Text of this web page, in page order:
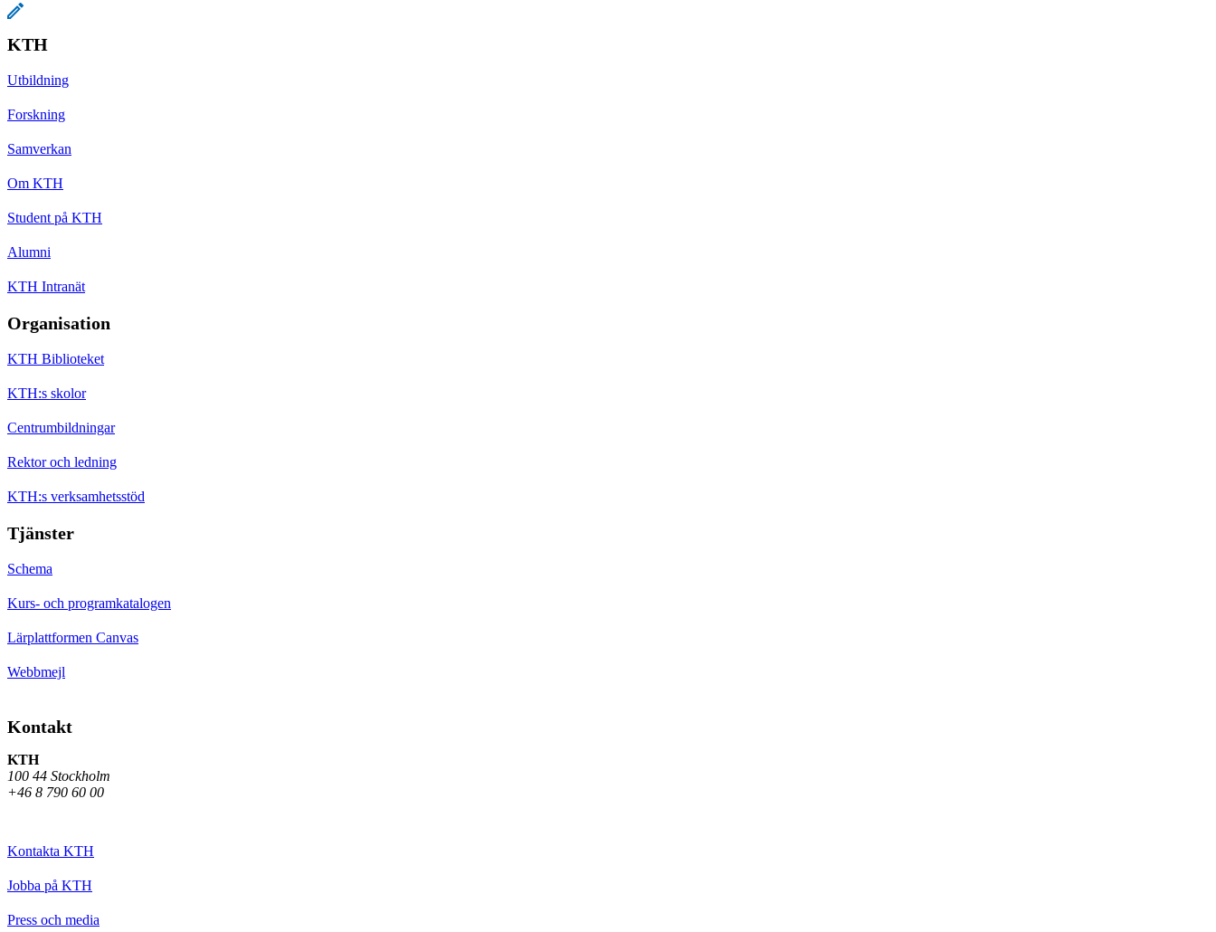
KTH
Utbildning
Forskning
Samverkan
Om KTH
Student på KTH
Alumni
KTH Intranät
Organisation
KTH Biblioteket
KTH:s skolor
Centrumbildningar
Rektor och ledning
KTH:s verksamhetsstöd
Tjänster
Schema
Kurs- och programkatalogen
Lärplattformen Canvas
Webbmejl
Kontakt
KTH
100 44 Stockholm
+46 8 790 60 00
Kontakta KTH
Jobba på KTH
Press och media